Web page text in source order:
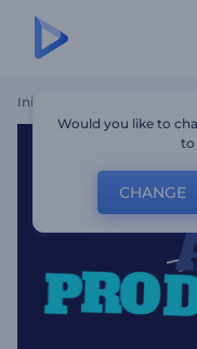
Inicio Kit De
Would you like to
to
CHANGE